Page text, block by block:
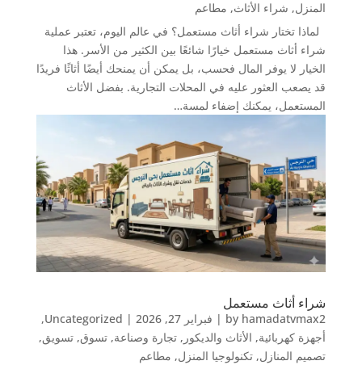
المنزل, شراء الأثاث, مطاعم
لماذا تختار شراء أثاث مستعمل؟ في عالم اليوم، تعتبر عملية
شراء أثاث مستعمل خيارًا شائعًا بين الكثير من الأسر. هذا
الخيار لا يوفر المال فحسب، بل يمكن أن يمنحك أيضًا أثاثًا فريدًا
قد يصعب العثور عليه في المحلات التجارية. بفضل الأثاث
المستعمل، يمكنك إضفاء لمسة…
شراء أثاث مستعمل
by hamadatvmax2
| فبراير 27, 2026 |
Uncategorized
,
أجهزة كهربائية, الأثاث والديكور , تجارة وصناعة, تسوق, تسويق,
تصميم المنازل, تكنولوجيا المنزل, مطاعم